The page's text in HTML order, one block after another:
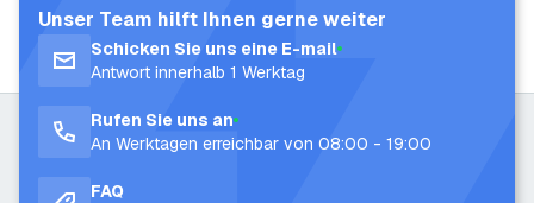
Unser Team hilft Ihnen gerne weiter
Schicken Sie uns eine E-mail
Antwort innerhalb 1 Werktag
Rufen Sie uns an
An Werktagen erreichbar von 08:00 - 19:00
FAQ